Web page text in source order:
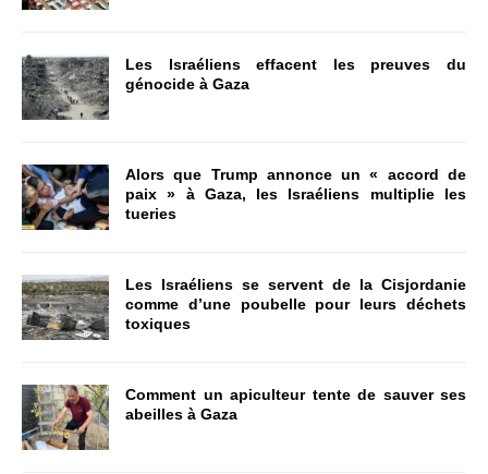
Les Israéliens effacent les preuves du
génocide à Gaza
Alors que Trump annonce un « accord de
paix » à Gaza, les Israéliens multiplie les
tueries
Les Israéliens se servent de la Cisjordanie
comme d’une poubelle pour leurs déchets
toxiques
Comment un apiculteur tente de sauver ses
abeilles à Gaza